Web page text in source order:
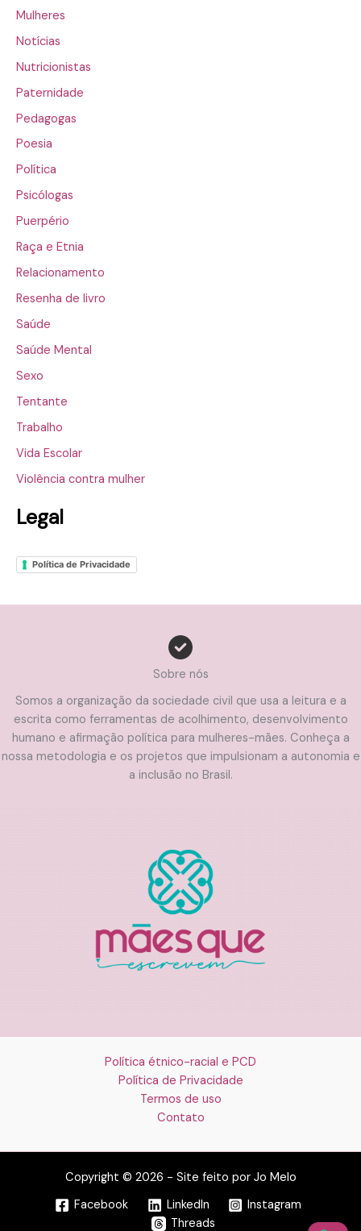
Mulheres
Notícias
Nutricionistas
Paternidade
Pedagogas
Poesia
Política
Psicólogas
Puerpério
Raça e Etnia
Relacionamento
Resenha de livro
Saúde
Saúde Mental
Sexo
Tentante
Trabalho
Vida Escolar
Violência contra mulher
Legal
Política de Privacidade
Sobre nós
Somos a organização da sociedade civil que usa a leitura e a
escrita como ferramentas de acolhimento, desenvolvimento
humano e afirmação política para mulheres-mães. Conheça a
nossa metodologia e os projetos que impulsionam a autonomia e
a inclusão no Brasil.
Política étnico-racial e PCD
Política de Privacidade
Termos de uso
Contato
Copyright © 2026 - Site feito por Jo Melo
Facebook
LinkedIn
Instagram
Threads